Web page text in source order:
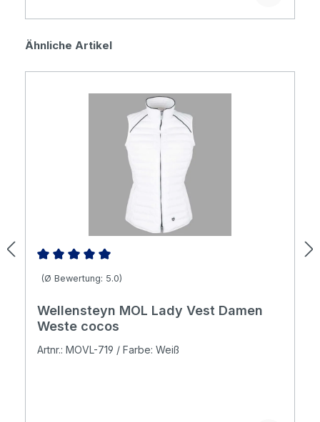
Produktgalerie überspringen
Ähnliche Artikel
Durchschnittliche Bewertung von 5 von 5 Sternen
(Ø Bewertung: 5.0)
Wellensteyn MOL Lady Vest Damen
Weste cocos
Artnr.: MOVL-719 / Farbe: Weiß